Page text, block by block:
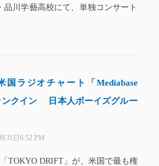
品川学藝高校にて、単独コンサート
国ラジオチャート「Mediabase
ンクイン 日本人ボーイズグルー
31日6:52 PM
TOKYO DRIFT」が、米国で最も権